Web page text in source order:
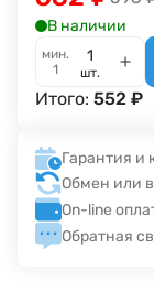
В наличии
мин.
1
шт.
Итого: 552 ₽
Гарантия и
Обмен или
On-line
Обратная